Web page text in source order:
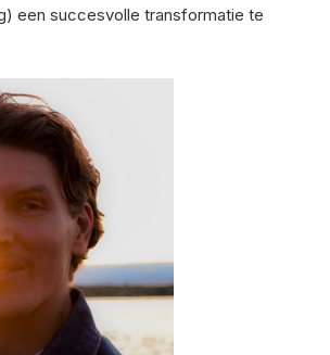
een succesvolle transformatie te